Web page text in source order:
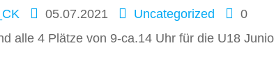
05.07.2021 Uncategorized
0
alle 4 Plätze von 9-ca.14 Uhr für die U18